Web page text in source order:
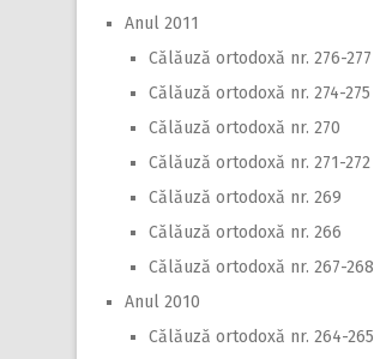
Anul 2011
Călăuză ortodoxă nr. 276-277
Călăuză ortodoxă nr. 274-275
Călăuză ortodoxă nr. 270
Călăuză ortodoxă nr. 271-272
Călăuză ortodoxă nr. 269
Călăuză ortodoxă nr. 266
Călăuză ortodoxă nr. 267-268
Anul 2010
Călăuză ortodoxă nr. 264-265